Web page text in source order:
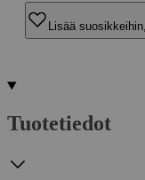
Lisää
Tuotetiedot